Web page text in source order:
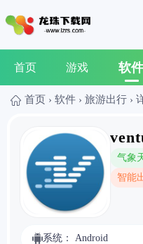
首页 游戏 软件
首页 › 软件 › 旅游出行 ›
气象
智能
系统： Android